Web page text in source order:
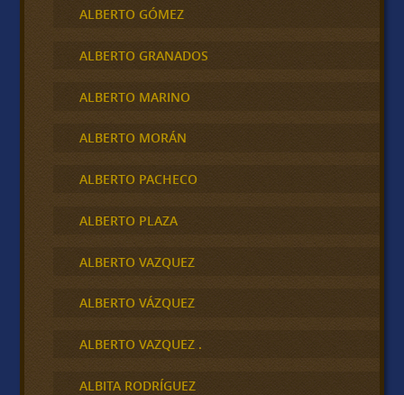
ALBERTO GÓMEZ
ALBERTO GRANADOS
ALBERTO MARINO
ALBERTO MORÁN
ALBERTO PACHECO
ALBERTO PLAZA
ALBERTO VAZQUEZ
ALBERTO VÁZQUEZ
ALBERTO VAZQUEZ .
ALBITA RODRÍGUEZ